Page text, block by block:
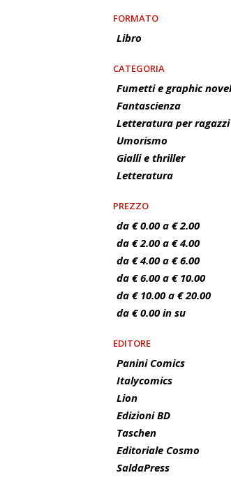
FORMATO
Libro
CATEGORIA
Fumetti e graphic
Fantascienza
Letteratura per ragazzi
Umorismo
Gialli e thriller
Letteratura
PREZZO
da € 0.00 a € 2.00
da € 2.00 a € 4.00
da € 4.00 a € 6.00
da € 6.00 a € 10.00
da € 10.00 a € 20.00
da € 0.00 in su
EDITORE
Panini Comics
Italycomics
Lion
Edizioni BD
Taschen
Editoriale Cosmo
SaldaPress